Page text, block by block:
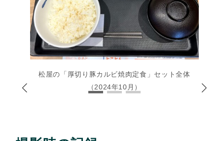
松屋の「厚切り豚カルビ焼肉定食」セット全体
（2024年10月）